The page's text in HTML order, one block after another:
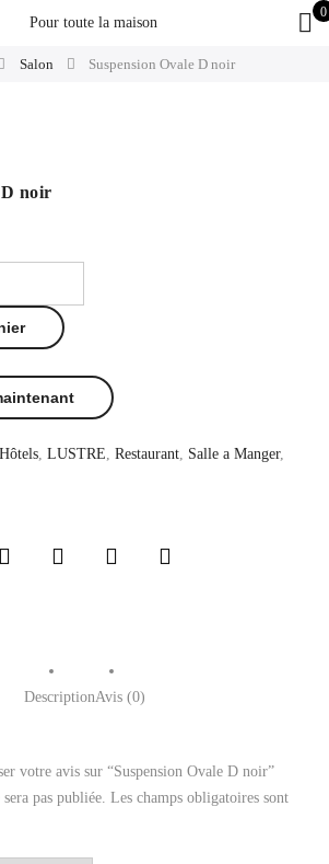
0
Salon Suspension Ovale D noir
D noir
Hôtels, LUSTRE, Restaurant, Salle a Manger,
DescriptionAvis (0)
votre avis sur “Suspension Ovale D noir”
pas publiée. Les champs obligatoires sont